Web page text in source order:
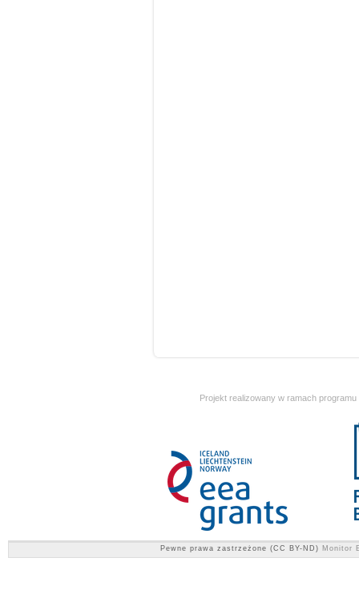
Projekt realizowany w ramach
Pewne prawa zastrzeżone (CC BY-ND) Monitor